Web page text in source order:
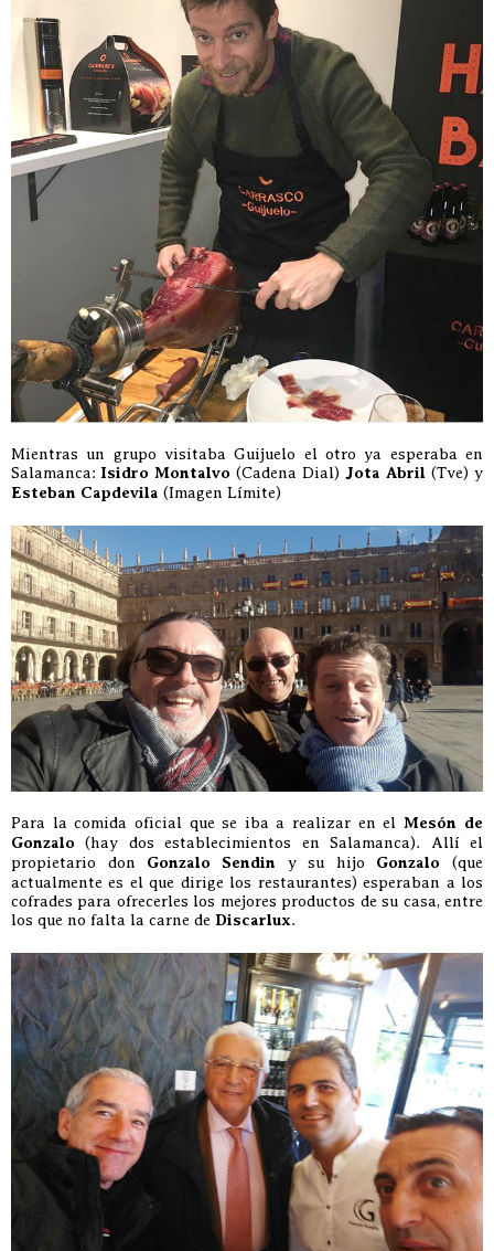
Mientras un grupo visitaba Guijuelo el otro ya esperaba en
Salamanca: Isidro Montalvo (Cadena Dial) Jota Abril (Tve) y
Esteban Capdevila (Imagen Límite)
Para la comida oficial que se iba a realizar en el Mesón de
Gonzalo (hay dos establecimientos en Salamanca). Allí el
propietario don Gonzalo Sendin y su hijo Gonzalo (que
actualmente es el que dirige los restaurantes) esperaban a los
cofrades para ofrecerles los mejores productos de su casa, entre
los que no falta la carne de Discarlux.